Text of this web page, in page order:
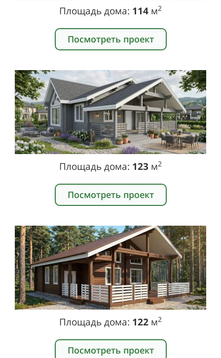
Площадь дома: 114 м2
Посмотреть проект
Площадь дома: 123 м2
Посмотреть проект
Площадь дома: 122 м2
Посмотреть проект